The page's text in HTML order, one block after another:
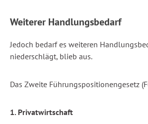
Weiterer Handlungsbedarf
Jedoch bedarf es weiteren
niederschlägt, blieb aus.
Das Zweite Führungspositionengesetz
1. Privatwirtschaft